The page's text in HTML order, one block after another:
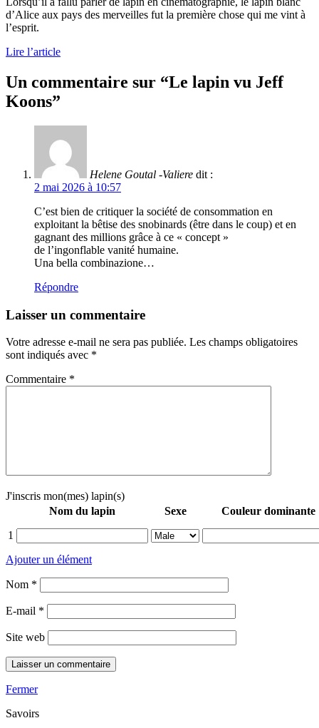
d’Alice aux pays des merveilles fut la première chose qui me vint à
l’esprit.
Lire l’article
Un commentaire sur “Le lapin vu Jeff
Koons”
Helene Goutal -Valiere dit :
2 mai 2026 à 10:57
C’est bien de critiquer la société de consommation en
exploitant la bêtise des snobinards (être dans le coup) et en
gagnant des millions grâce à ce « concept »
de l’ingonflable vanité humaine.
Una bella combinazione…
Répondre
Laisser un commentaire
Votre adresse e-mail ne sera pas publiée. Les champs obligatoires
sont indiqués avec *
Commentaire *
J'inscris mon(mes) lapin(s)
Nom du lapin
Sexe
Couleur dominante
1
Ajouter un élément
Nom *
E-mail *
Site web
Fermer
Savoirs